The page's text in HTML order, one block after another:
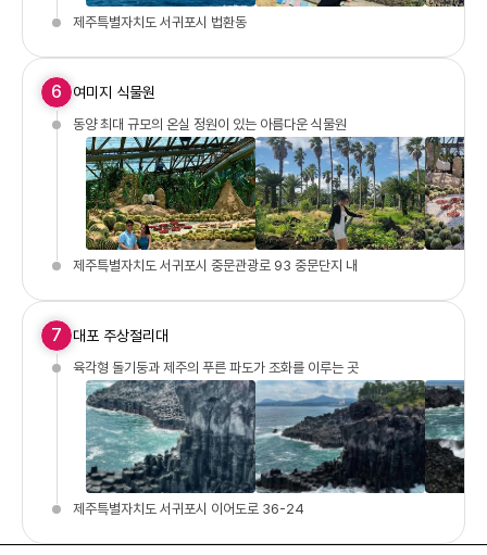
제주특별자치도 서귀포시 법환동
6 여미지 식물원
동양 최대 규모의 온실 정원이 있는 아름다운 식물원
제주특별자치도 서귀포시 중문관광로 93 중문단지 내
7 대포 주상절리대
육각형 돌기둥과 제주의 푸른 파도가 조화를 이루는 곳
제주특별자치도 서귀포시 이어도로 36-24